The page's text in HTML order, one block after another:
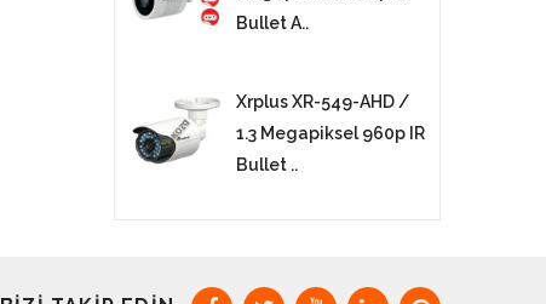
Bullet A..
Xrplus XR-549-AHD /
1.3 Megapiksel 960p IR
Bullet ..